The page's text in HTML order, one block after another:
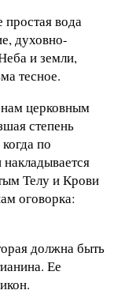
вода
духовно-
и земли,
тесное.
церковным
степень
по
Телу и Крови
оговорка:
должна быть
Ее